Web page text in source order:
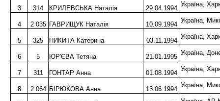
3 314 КРИЛЕВСЬКА Наталія 29.04.1994
Україна,
4 2 035 ГАВРИЩУК Наталія 10.09.1994
Україна,
5 325 НИКИТА Катерина 03.11.1994
Україна,
6 5 ЮР'ЄВА Тетяна 21.01.1995
Україна,
7 311 ГОНТАР Анна 01.08.1994
Україна,
8 2 064 БІРЮКОВА Анна 13.06.1994
Україна,